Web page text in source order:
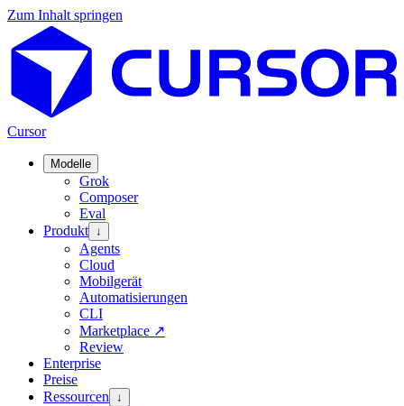
Zum Inhalt springen
Cursor
Modelle
Grok
Composer
Eval
Produkt ↓
Agents
Cloud
Mobilgerät
Automatisierungen
CLI
Marketplace ↗
Review
Enterprise
Preise
Ressourcen
↓